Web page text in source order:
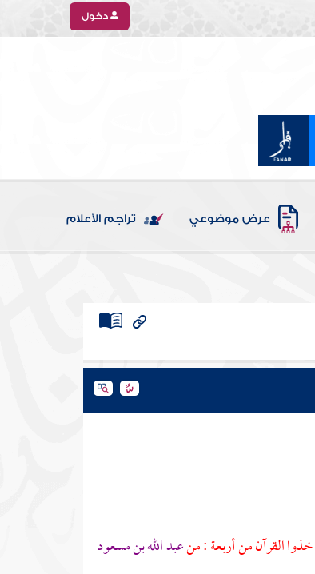
دخول
عرض موضوعي تراجم الأعلام
خذوا القرآن من أربعة : منعبد الله بن مسعود